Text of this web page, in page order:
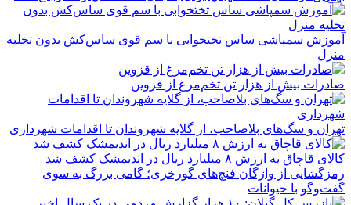
آموزش سمپاشی ساس تختخوابی با سم قوی ساس‌کش بدون تخلیه
منزل
صادرات بیش از هزار تن تخم‌مرغ از قزوین
تهران و سگ‌های بلاصاحب، از گلایه شهروندان تا اقدامات شهرداری
کالای قاچاق به ارزش ۸ میلیارد ریال در اندیمشک کشف شد
رمزگشایی از واژگان فنچ‌های گورخری؛ گامی بزرگ به سوی
گفت‌وگو با حیوانات